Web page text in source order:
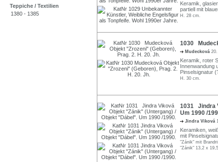
Teppiche / Textilien
1380 - 1385
Keramik,
partiell mit
H. 28 cm.
1030
Mudecková
Keramik, roter
Innenwandung
Pinselsignatur
H. 30 cm.
1031 Jindra
Um 1990 /
Jindra Viková
Keramiken,
mit
"Zánik" mit
"Zánik" 13,2 x